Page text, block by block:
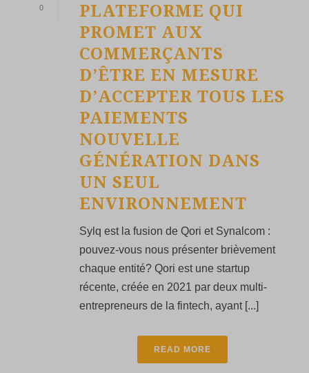
0
PLATEFORME QUI
PROMET AUX
COMMERÇANTS
D’ÊTRE EN MESURE
D’ACCEPTER TOUS LES
PAIEMENTS
NOUVELLE
GÉNÉRATION DANS
UN SEUL
ENVIRONNEMENT
Sylq est la fusion de Qori et Synalcom :
pouvez-vous nous présenter brièvement
chaque entité? Qori est une startup
récente, créée en 2021 par deux multi-
entrepreneurs de la fintech, ayant [...]
READ MORE